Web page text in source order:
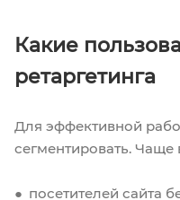
Какие
ретаргетинга
Для эффективной
сегментировать. Чаще
посетителей сайта